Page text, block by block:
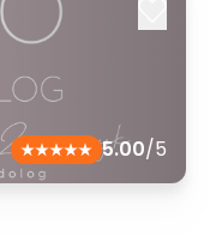
5.00/5